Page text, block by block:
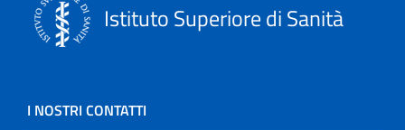
Istituto Superiore di Sanità
I NOSTRI CONTATTI